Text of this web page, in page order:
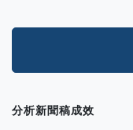
分析新聞稿成效